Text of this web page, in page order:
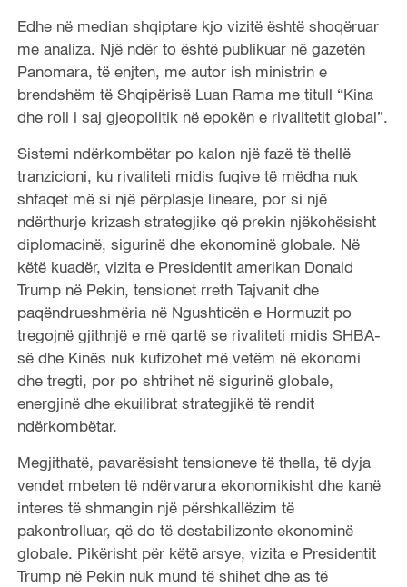
Edhe në median shqiptare kjo vizitë është shoqëruar
me analiza. Një ndër to është publikuar në gazetën
Panomara, të enjten, me autor ish ministrin e
brendshëm të Shqipërisë Luan Rama me titull “Kina
dhe roli i saj gjeopolitik në epokën e rivalitetit global”.
Sistemi ndërkombëtar po kalon një fazë të thellë
tranzicioni, ku rivaliteti midis fuqive të mëdha nuk
shfaqet më si një përplasje lineare, por si një
ndërthurje krizash strategjike që prekin njëkohësisht
diplomacinë, sigurinë dhe ekonominë globale. Në
këtë kuadër, vizita e Presidentit amerikan Donald
Trump në Pekin, tensionet rreth Tajvanit dhe
paqëndrueshmëria në Ngushticën e Hormuzit po
tregojnë gjithnjë e më qartë se rivaliteti midis SHBA-
së dhe Kinës nuk kufizohet më vetëm në ekonomi
dhe tregti, por po shtrihet në sigurinë globale,
energjinë dhe ekuilibrat strategjikë të rendit
ndërkombëtar.
Megjithatë, pavarësisht tensioneve të thella, të dyja
vendet mbeten të ndërvarura ekonomikisht dhe kanë
interes të shmangin një përshkallëzim të
pakontrolluar, që do të destabilizonte ekonominë
globale. Pikërisht për këtë arsye, vizita e Presidentit
Trump në Pekin nuk mund të shihet dhe as të